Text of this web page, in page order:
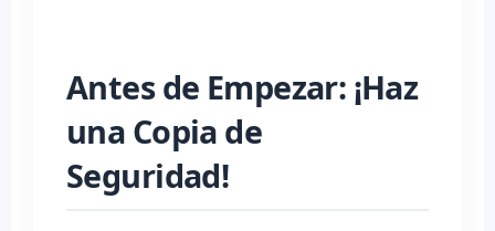
Antes de Empezar: ¡Haz
una Copia de
Seguridad!